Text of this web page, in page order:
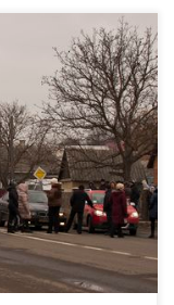
та провулків),
пішохідним
трасу.
громадськості
місцевою владою.
про їхнє